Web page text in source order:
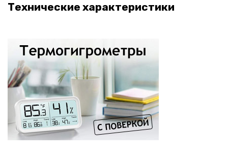
Технические характеристики